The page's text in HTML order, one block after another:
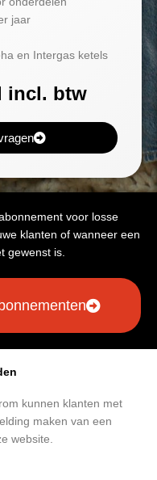
jaar
en Intergas ketels
incl. btw
voor losse
klanten of wanneer een
gewenst is.
kunnen klanten met
maken van een
website.